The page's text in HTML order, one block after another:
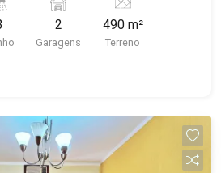
Imobiliária selecionou
- 4 dormitórios sendo 3 com
Quintal - Corredor lateral -
Martinelli
no mercado imobiliário
2
Garagens
490 m²
Terreno